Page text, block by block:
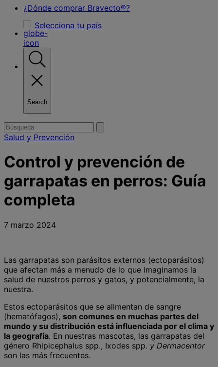
¿Dónde comprar Bravecto®?
Selecciona tu país
Search
Toggle
search
Buscar
search
Salud y Prevención
Control y prevención de
garrapatas en perros: Guía
completa
7 marzo 2024
Las garrapatas son parásitos externos (ectoparásitos)
que afectan más a menudo de lo que imaginamos la
salud de nuestros perros y gatos, y potencialmente, la
nuestra.
Estos ectoparásitos que se alimentan de sangre
(hematófagos), son comunes en muchas partes del
mundo y su distribución está influenciada por el clima y
la geografía. En nuestras mascotas, las garrapatas del
género Rhipicephalus spp., Ixodes spp. y Dermacentor
son las más frecuentes.